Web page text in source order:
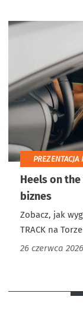
PREZENTACJA
Heels on
biznes
Zobacz, jak
TRACK na
26 czerwca 2026